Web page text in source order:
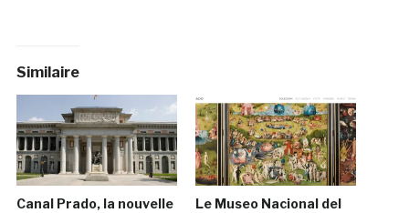
Similaire
Canal Prado, la nouvelle
Le Museo Nacional del